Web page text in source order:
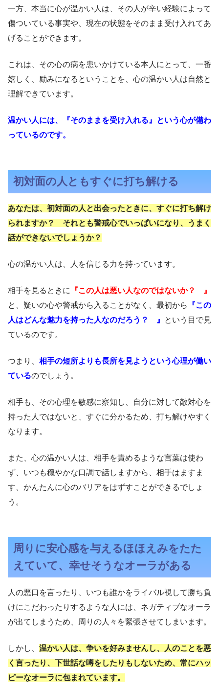
一方、本当に心が温かい人は、その人が辛い経験によって
傷ついている事実や、現在の状態をそのまま受け入れてあ
げることができます。
これは、その心の病を患いかけている本人にとって、一番
嬉しく、励みになるということを、心の温かい人は自然と
理解できています。
温かい人には、『そのままを受け入れる』という心が備わ
っているのです。
初対面の人ともすぐに打ち解ける
あなたは、初対面の人と出会ったときに、すぐに打ち解け
られますか？ それとも警戒心でいっぱいになり、うまく
話ができないでしょうか？
心の温かい人は、人を信じる力を持っています。
相手を見るときに
『この人は悪い人なのではないか？ 』
と、疑いの心や警戒から入ることがなく、最初から
『この
人はどんな魅力を持った人なのだろう？ 』
という目で見
ているのです。
つまり、 相手の短所よりも長所を見ようという心理が働い
ているのでしょう。
相手も、その心理を敏感に察知し、自分に対して敵対心を
持った人ではないと、すぐに分かるため、打ち解けやすく
なります。
また、心の温かい人は、相手を責めるような言葉は使わ
ず、いつも穏やかな口調で話しますから、相手はますま
す、かんたんに心のバリアをはずすことができるでしょ
う。
周りに安心感を与えるほほえみをたた
えていて、幸せそうなオーラがある
人の悪口を言ったり、いつも誰かをライバル視して勝ち負
けにこだわったりするような人には、ネガティブなオーラ
が出てしまうため、周りの人々を緊張させてしまいます。
しかし、 温かい人は、争いを好みませんし、人のことを悪
く言ったり、下世話な噂をしたりもしないため、常にハッ
ピーなオーラに包まれています。